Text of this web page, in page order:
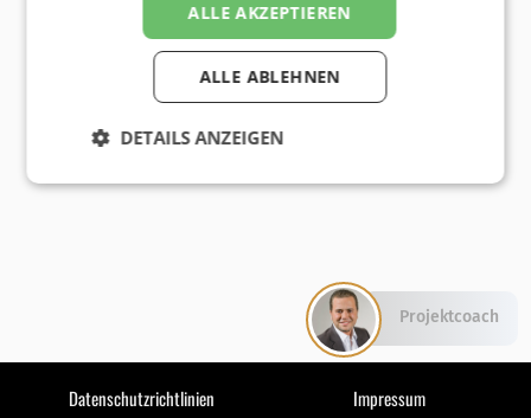
Datenschutzrichtlinien Impressum
ALLE AKZEPTIEREN
ALLE ABLEHNEN
DETAILS ANZEIGEN
Projektcoach